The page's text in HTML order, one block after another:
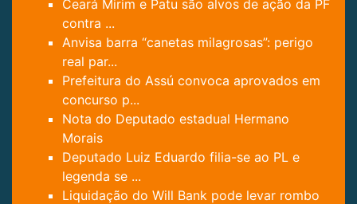
Ceará Mirim e Patu são alvos de ação da PF
contra ...
Anvisa barra “canetas milagrosas”: perigo
real par...
Prefeitura do Assú convoca aprovados em
concurso p...
Nota do Deputado estadual Hermano
Morais
Deputado Luiz Eduardo filia-se ao PL e
legenda se ...
Liquidação do Will Bank pode levar rombo